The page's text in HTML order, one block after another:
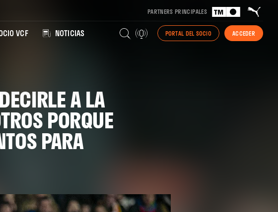
PARTNERS PRINCIPALES
VCF NOTICIAS PORTAL DEL SOCIO ACCEDER
A LA
PORQUE
PARA